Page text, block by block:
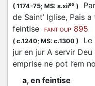
( 1174-75; MS: s.xiiex )
de Saint’ Iglise, Pais
feintise
FANT OUP 895
( c.1240; MS: c.1300 )
Le
jur en jur A servir Deu
emprise ne pot l’em
a, en feintise